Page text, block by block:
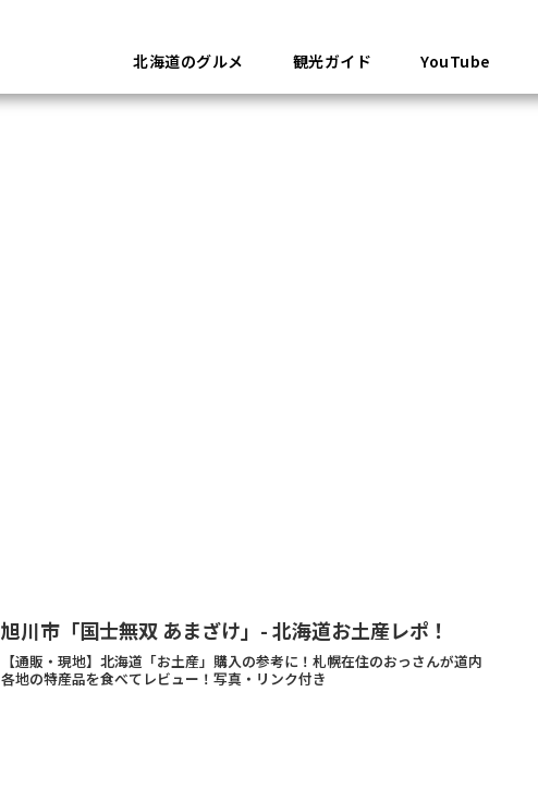
北海道のグルメ 観光ガイド YouTube
旭川市「国士無双 あまざけ」- 北海道お土産レポ！
【通販・現地】北海道「お土産」購入の参考に！札幌在住のおっさんが道内
各地の特産品を食べてレビュー！写真・リンク付き